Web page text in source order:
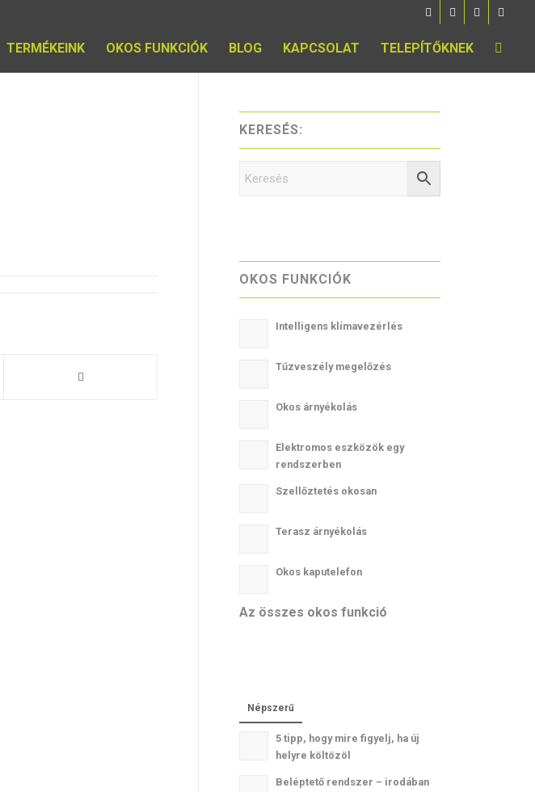
TERMÉKEINK OKOS FUNKCIÓK BLOG KAPCSOLAT TELEPÍTŐKNEK
KERESÉS:
OKOS FUNKCIÓK
Intelligens klímavezérlés
Tűzveszély megelőzés
Okos árnyékolás
Elektromos eszközök egy
rendszerben
Szellőztetés okosan
Terasz árnyékolás
Okos kaputelefon
Az összes okos funkció
Népszerű
5 tipp, hogy mire figyelj, ha új
helyre költözöl
Beléptető rendszer – irodában